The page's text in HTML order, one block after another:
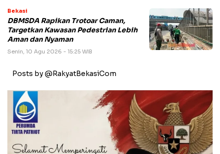
Bekasi
DBMSDA Rapikan Trotoar Caman,
Targetkan Kawasan Pedestrian Lebih
Aman dan Nyaman
Senin, 10 Agu 2026 - 15:25 WIB
Posts by @RakyatBekasiCom